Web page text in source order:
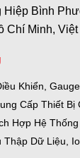
Bình
Chí Minh, Việt
Khiển, Gauge,
Cấp Thiết Bị
Hợp Hệ
Dữ Liệu,